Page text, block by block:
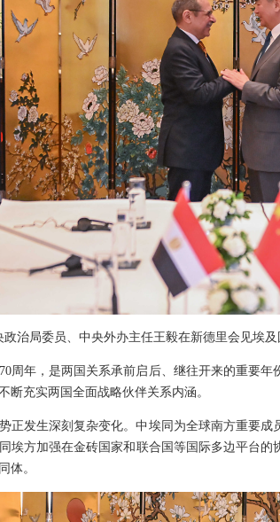
政治局委员、中央外办主任王毅在新德里会见埃
周年，是两国关系承前启后、继往开来的重要
断充实两国全面战略伙伴关系内涵。
正发生深刻复杂变化。中埃同为全球南方重要
埃方加强在金砖国家和联合国等国际多边平台
体。